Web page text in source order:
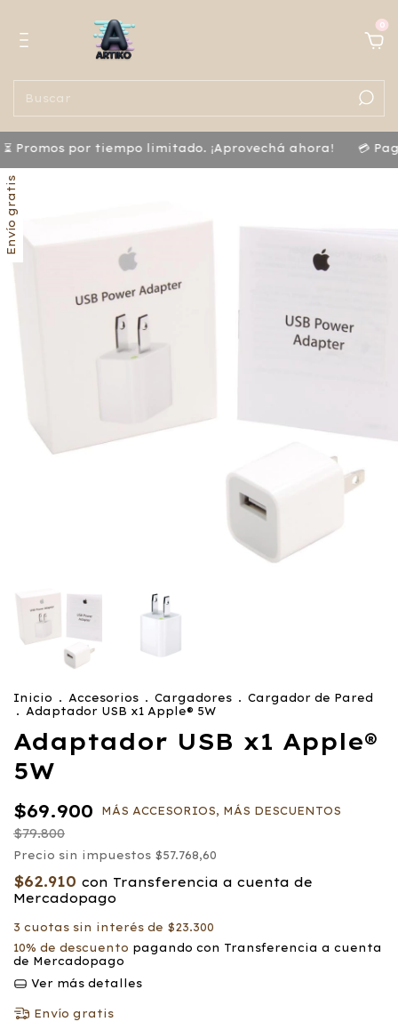
0
por tiempo limitado. ¡Aprovechá ahora! 💳 Pagá con
Envío gratis
Inicio . Accesorios . Cargadores . Cargador de Pared
. Adaptador USB x1 Apple® 5W
Adaptador USB x1 Apple®
5W
$69.900 MÁS ACCESORIOS, MÁS DESCUENTOS
$79.800
Precio sin impuestos $57.768,60
$62.910 con Transferencia a cuenta de
Mercadopago
3 cuotas sin interés de $23.300
10% de descuento pagando con Transferencia a cuenta
de Mercadopago
Ver más detalles
Envío gratis